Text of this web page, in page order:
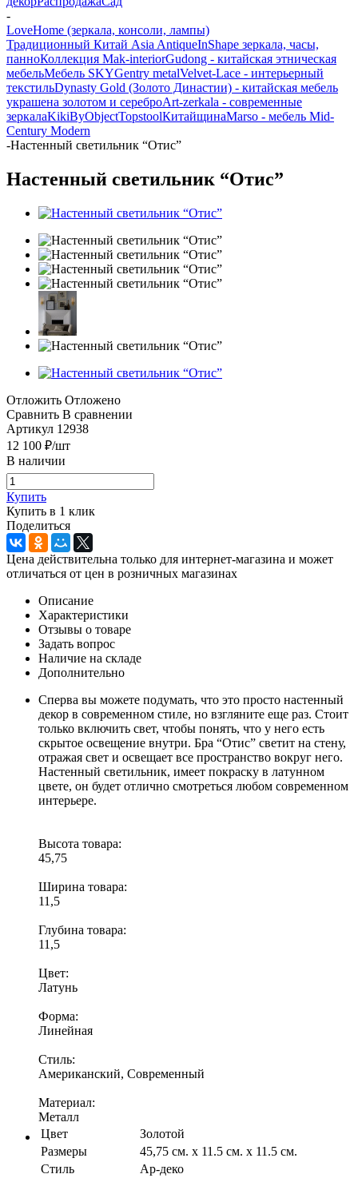
-
LoveHome (зеркала, консоли, лампы)
Традиционный Китай Asia AntiqueInShape зеркала, часы,
панноКоллекция Mak-interiorGudong - китайская этническая
мебельМебель SKYGentry metalVelvet-Lace - интерьерный
текстильDynasty Gold (Золото Династии) - китайская мебель
украшена золотом и сереброArt-zerkala - современные
зеркалаKikiByObjectTopstoolКитайщинаMarso - мебель Mid-
Century Modern
-Настенный светильник “Отис”
Настенный светильник “Отис”
Отложить Отложено
Сравнить В сравнении
Артикул 12938
12 100 ₽/шт
В наличии
Купить
Купить в 1 клик
Поделиться
Цена действительна только для интернет-магазина и может
отличаться от цен в розничных магазинах
Описание
Характеристики
Отзывы о товаре
Задать вопрос
Наличие на складе
Дополнительно
Сперва вы можете подумать, что это просто настенный
декор в современном стиле, но взгляните еще раз. Стоит
только включить свет, чтобы понять, что у него есть
скрытое освещение внутри. Бра “Отис” светит на стену,
отражая свет и освещает все пространство вокруг него.
Настенный светильник, имеет покраску в латунном
цвете, он будет отлично смотреться любом современном
интерьере.
Высота товара:
45,75
Ширина товара:
11,5
Глубина товара:
11,5
Цвет:
Латунь
Форма:
Линейная
Стиль:
Американский, Современный
Материал:
Металл
Цвет
Золотой
Размеры
45,75 см. x 11.5 см. x 11.5 см.
Стиль
Ар-деко